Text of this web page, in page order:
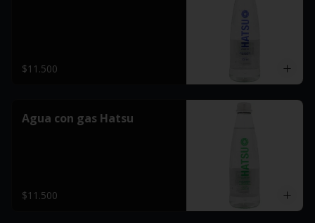
$11.500
Agua con gas Hatsu
$11.500